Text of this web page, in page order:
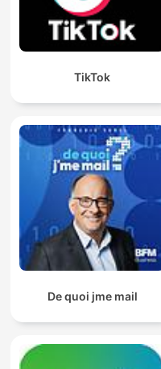
TikTok
De quoi jme mail